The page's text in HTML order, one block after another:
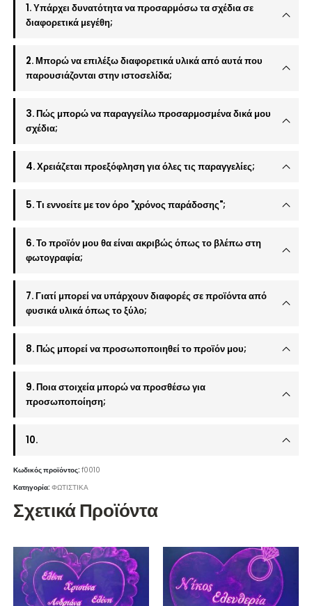
1. Υπάρχει δυνατότητα να προσαρμόσω τα σχέδια σε
διαφορετικά μεγέθη;
2. Μπορώ να επιλέξω διαφορετικά υλικά από αυτά που
παρουσιάζονται στην ιστοσελίδα;
3. Πώς μπορώ να παραγγείλω προσαρμοσμένα δικά μου
σχέδια;
4. Χρειάζεται προεξόφληση για όλες τις παραγγελίες;
5. Τι εννοείτε με τον όρο "χρόνος παράδοσης";
6. Το προϊόν μου θα είναι ακριβώς όπως το βλέπω στη
φωτογραφία;
7. Γιατί μπορεί να υπάρχουν διαφορές σε προϊόντα από
φυσικά υλικά όπως το ξύλο;
8. Πώς μπορεί να προσωποποιηθεί το προϊόν μου;
9. Ποια στοιχεία μπορώ να προσθέσω για
προσωποποίηση;
10.
Κωδικός προϊόντος:f0010
Κατηγορία:ΦΩΤΙΣΤΙΚΑ
Σχετικά Προϊόντα